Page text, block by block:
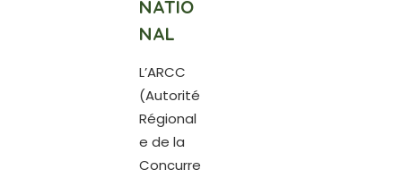
NATIO
NAL
L’ARCC
(Autorité
Régional
e de la
Concurre